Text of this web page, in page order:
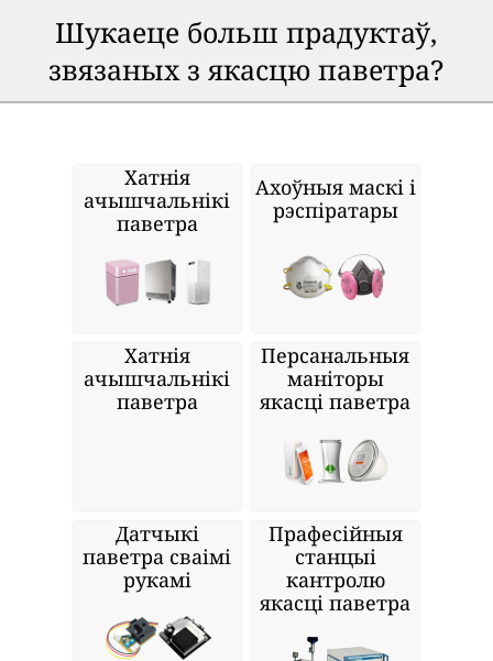
Шукаеце больш прадуктаў,
звязаных з якасцю паветра?
Хатнія
ачышчальнікі
паветра
Ахоўныя маскі і
рэспіратары
Хатнія
ачышчальнікі
паветра
Персанальныя
маніторы
якасці паветра
Датчыкі
паветра сваімі
рукамі
Прафесійныя
станцыі
кантролю
якасці паветра